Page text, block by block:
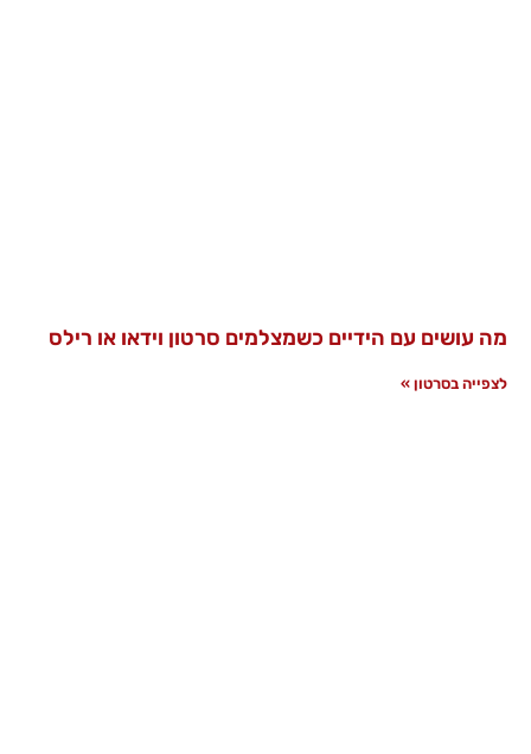
מה עושים עם הידיים כשמצלמים סרטון וידאו או רילס
לצפייה בסרטון »